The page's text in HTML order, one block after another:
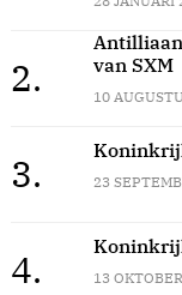
2.
van SXM
10
3. 23
4. 13